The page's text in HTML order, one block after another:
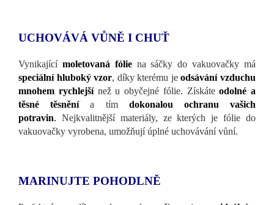
UCHOVÁVÁ VŮNĚ I CHUŤ
Vynikající moletovaná fóliena sáčky do vakuovačky má
speciální hluboký vzor, ​​díky kterému je odsávánívzduchu
mnohem rychlejší než u obyčejné fólie. Získáteodolné a
těsné těsněnía tím dokonalou ochranu vašich
potravin. Nejkvalitnější materiály, ze kterých je fólie do
vakuovačky vyrobena, umožňují úplné uchovávání vůní.
MARINUJTE POHODLNĚ